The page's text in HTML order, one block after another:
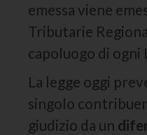
emessa viene
Tributarie
capoluogo di ogni
La legge oggi
singolo
giudizio da un